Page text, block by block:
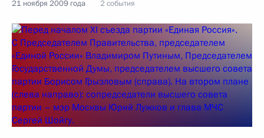
21 ноября 2009 года 2 события